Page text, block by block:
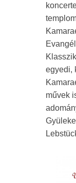
egyedi,
művek